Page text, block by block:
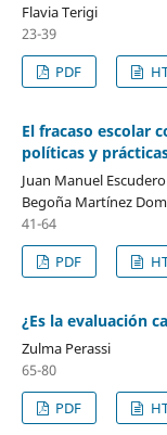
Flavia Terigi
23-39
PDF
El fracaso escolar
políticas y
Juan Manuel
Begoña Martínez
41-64
PDF
¿Es la evaluación
Zulma Perassi
65-80
PDF